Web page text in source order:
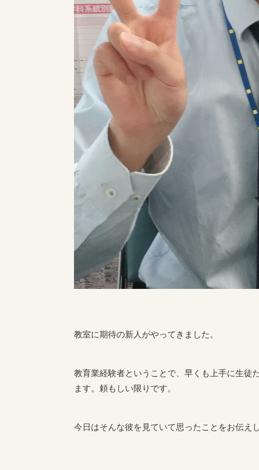
教室に期待の新人がやってきました。
教育業経験者ということで、早くも上手に生徒
ます。頼もしい限りです。
今日はそんな彼を見ていて思ったことをお伝え